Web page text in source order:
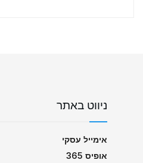
ניווט באתר
אימייל עסקי
אופיס 365